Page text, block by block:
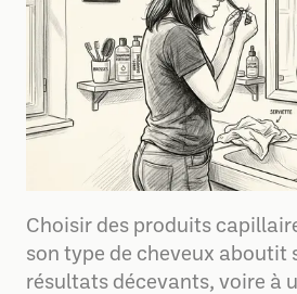
Choisir des produits
son type de cheveux aboutit
résultats décevants, voire à